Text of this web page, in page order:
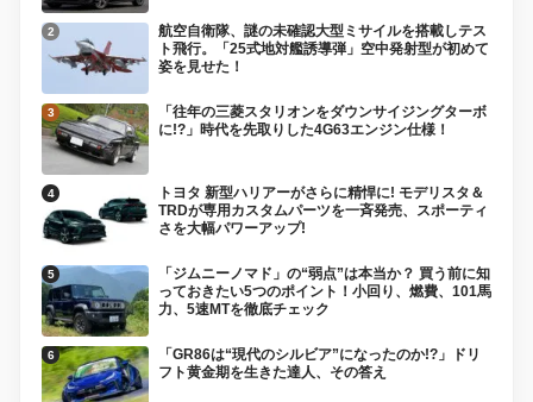
航空自衛隊、謎の未確認大型ミサイルを搭載しテス
ト飛行。「25式地対艦誘導弾」空中発射型が初めて
姿を見せた！
「往年の三菱スタリオンをダウンサイジングターボ
に!?」時代を先取りした4G63エンジン仕様！
トヨタ 新型ハリアーがさらに精悍に! モデリスタ＆
TRDが専用カスタムパーツを一斉発売、スポーティ
さを大幅パワーアップ!
「ジムニーノマド」の“弱点”は本当か？ 買う前に知
っておきたい5つのポイント！小回り、燃費、101馬
力、5速MTを徹底チェック
「GR86は“現代のシルビア”になったのか!?」ドリ
フト黄金期を生きた達人、その答え